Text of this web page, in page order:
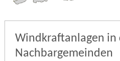
Windkraftanlagen in
Nachbargemeinden